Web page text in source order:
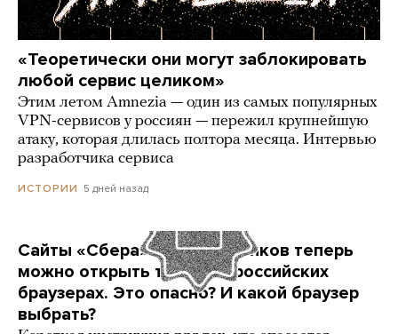
«Теоретически они могут заблокировать
любой сервис целиком»
Этим летом Amnezia — один из самых популярных
VPN-сервисов у россиян — пережил крупнейшую
атаку, которая длилась полтора месяца. Интервью
разработчика сервиса
ИСТОРИИ 5 дней назад
Сайты «Сбера» и других банков теперь
можно открыть только в российских
браузерах. Это опасно? И какой браузер
выбрать?